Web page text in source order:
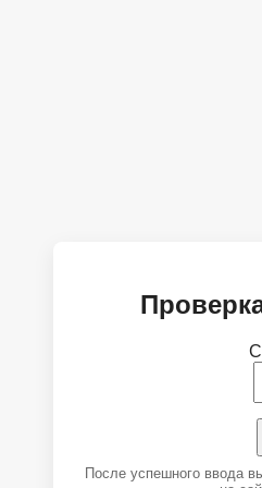
После успешного ввода